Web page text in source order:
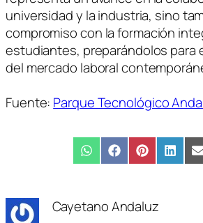
universidad y la industria, sino
compromiso con la formación
estudiantes, preparándolos para
del mercado laboral
Fuente: Parque Tecnológico
Compartir
en
WhatsAppCompartir
en
Facebook
en
Pinterest
en
Cayetano Andaluz